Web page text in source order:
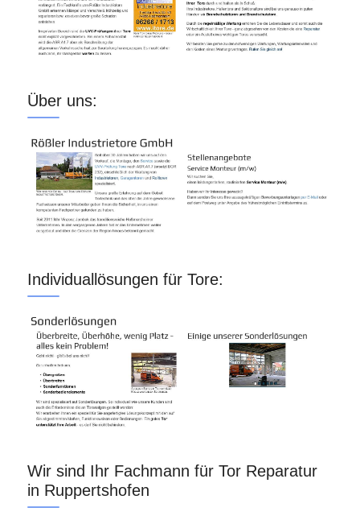
Über uns:
Individuallösungen für Tore:
Wir sind Ihr Fachmann für Tor Reparatur
in Ruppertshofen